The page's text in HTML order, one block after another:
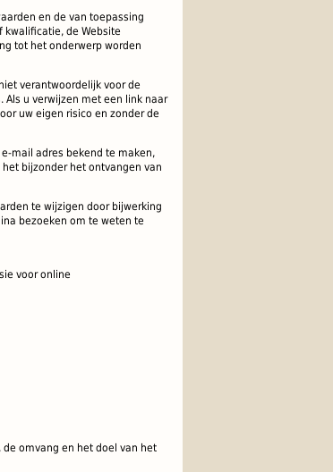
en de van toepassing
kwalificatie, de Website
tot het onderwerp worden
verantwoordelijk voor de
Als u verwijzen met een link naar
uw eigen risico en zonder de
e-mail adres bekend te maken,
het bijzonder het ontvangen van
te wijzigen door bijwerking
bezoeken om te weten te
voor online
omvang en het doel van het